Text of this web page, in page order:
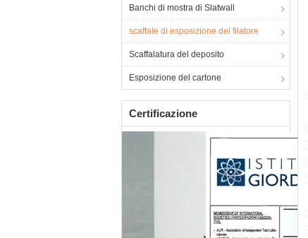
Banchi di mostra di Slatwall
scaffale di esposizione del filatore
Scaffalatura del deposito
Esposizione del cartone
Certificazione